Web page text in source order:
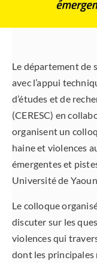
Le département de
avec l’appui
d’études et de
(CERESC) en
organisent un
haine et violences
émergentes et
Université de
Le colloque
discuter sur les
violences qui
dont les